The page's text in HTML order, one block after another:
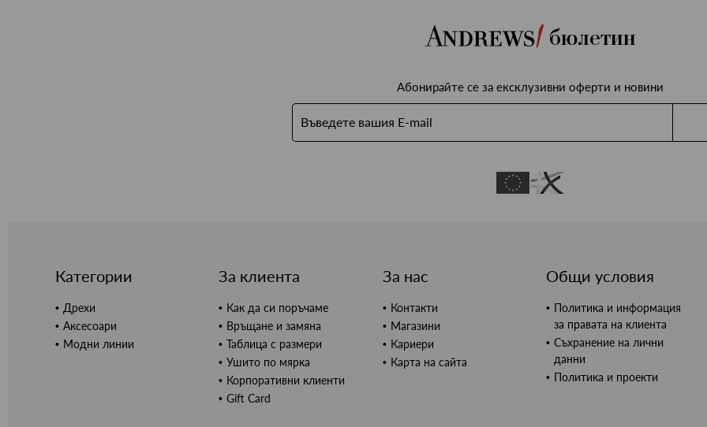
бюлетин
Абонирайте се за ексклузивни оферти и новини
Категории
Дрехи
Аксесоари
Модни линии
За клиента
Как да си поръчаме
Връщане и замяна
Таблица с размери
Ушито по мярка
Корпоративни клиенти
Gift Card
За нас
Контакти
Магазини
Кариери
Карта на сайта
Общи условия
Политика и информация
за правата на клиента
Съхранение на лични
данни
Политика и проекти